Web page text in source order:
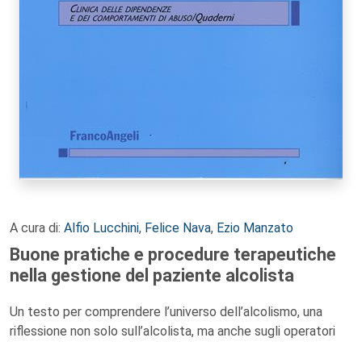
A cura di: Alfio Lucchini, Felice Nava, Ezio Manzato
Buone pratiche e procedure terapeutiche
nella gestione del paziente alcolista
Un testo per comprendere l’universo dell’alcolismo, una
riflessione non solo sull’alcolista, ma anche sugli operatori